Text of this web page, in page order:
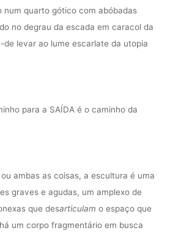
num quarto gótico com abóbadas
no degrau da escada em caracol da
de levar ao lume escarlate da utopia
para a SAÍDA é o caminho da
ambas as coisas, a escultura é uma
graves e agudas, um amplexo de
que desarticulam o espaço que
um corpo fragmentário em busca